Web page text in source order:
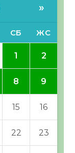
»
СБ ЖС
1 2
8 9
15 16
22 23